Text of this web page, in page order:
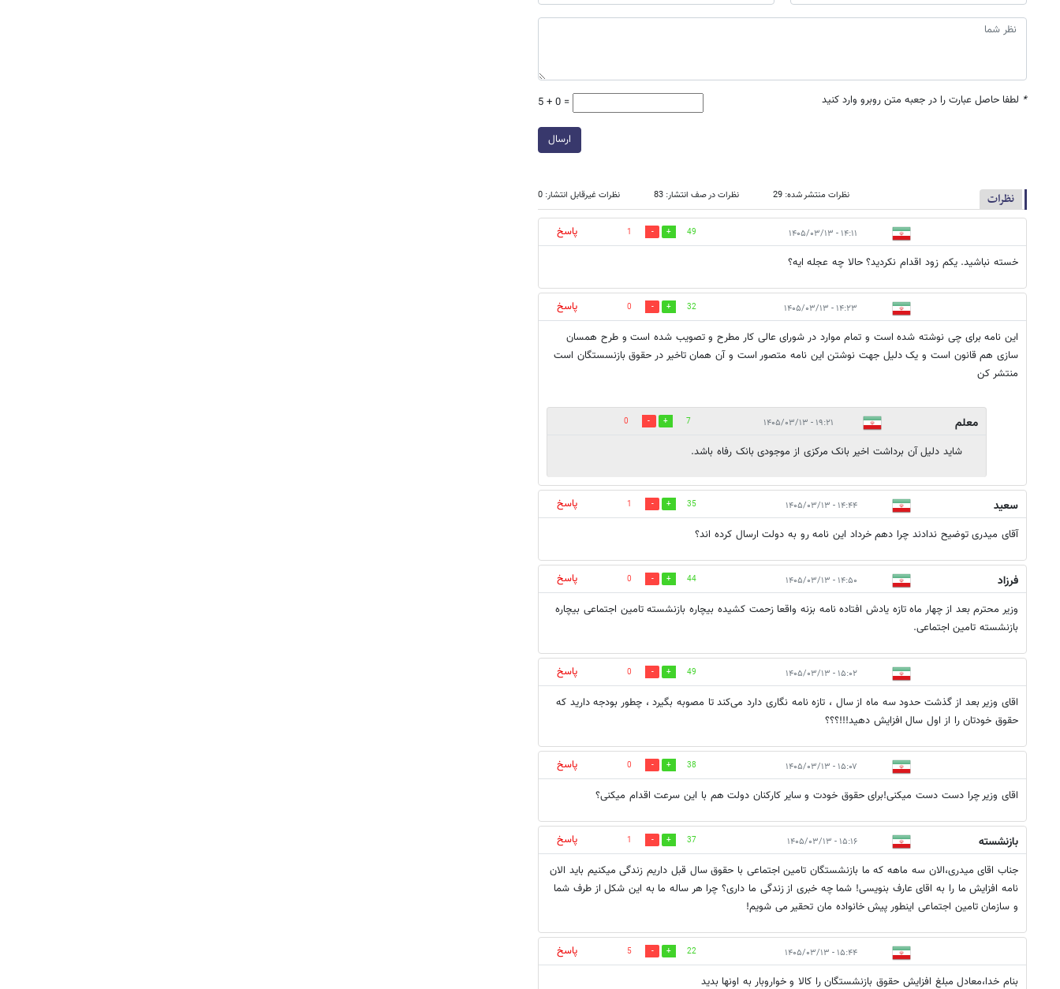
* لطفا حاصل عبارت را در جعبه متن روبرو وارد کنید 5 + 0 =
ارسال
نظرات نظرات منتشر شده: 29 نظرات در صف انتشار: 83 نظرات غیرقابل انتشار: 0
۱۴:۱۱ - ۱۴۰۵/۰۳/۱۳ 49
1
پاسخ
خسته نباشید. یکم زود اقدام نکردید؟ حالا چه عجله ایه؟
۱۴:۲۳ - ۱۴۰۵/۰۳/۱۳ 32
0
پاسخ
این نامه برای چی نوشته شده است و تمام موارد در شورای عالی کار مطرح و تصویب شده است و طرح همسان
سازی هم قانون است و یک دلیل جهت نوشتن این نامه متصور است و آن همان تاخیر در حقوق بازنسستگان است
منتشر کن
معلم ۱۹:۲۱ - ۱۴۰۵/۰۳/۱۳ 7
0
شاید دلیل آن برداشت اخیر بانک مرکزی از موجودی بانک رفاه باشد.
سعید ۱۴:۴۴ - ۱۴۰۵/۰۳/۱۳ 35
1
پاسخ
آقای میدری توضیح ندادند چرا دهم خرداد این نامه رو به دولت ارسال کرده اند؟
فرزاد ۱۴:۵۰ - ۱۴۰۵/۰۳/۱۳ 44
0
پاسخ
وزیر محترم بعد از چهار ماه تازه یادش افتاده نامه بزنه واقعا زحمت کشیده بیچاره بازنشسته تامین اجتماعی بیچاره
بازنشسته تامین اجتماعی.
۱۵:۰۲ - ۱۴۰۵/۰۳/۱۳ 49
0
پاسخ
اقای وزیر بعد از گذشت حدود سه ماه از سال ، تازه نامه نگاری دارد می‌کند تا مصوبه بگیرد ، چطور بودجه دارید که
حقوق خودتان را از اول سال افزایش دهید!!!؟؟؟
۱۵:۰۷ - ۱۴۰۵/۰۳/۱۳ 38
0
پاسخ
اقای وزیر چرا دست دست میکنی!برای حقوق خودت و سایر کارکنان دولت هم با این سرعت اقدام میکنی؟
بازنشسته ۱۵:۱۶ - ۱۴۰۵/۰۳/۱۳ 37
1
پاسخ
جناب اقای میدری،الان سه ماهه که ما بازنشستگان تامین اجتماعی با حقوق سال قبل داریم زندگی میکنیم باید الان
نامه افزایش ما را به اقای عارف بنویسی! شما چه خبری از زندگی ما داری؟ چرا هر ساله ما به این شکل از طرف شما
و سازمان تامین اجتماعی اینطور پیش خانواده مان تحقیر می شویم!
۱۵:۴۴ - ۱۴۰۵/۰۳/۱۳ 22
5
پاسخ
بنام خدا،معادل مبلغ افزایش حقوق بازنشستگان را کالا و خواروبار به اونها بدید